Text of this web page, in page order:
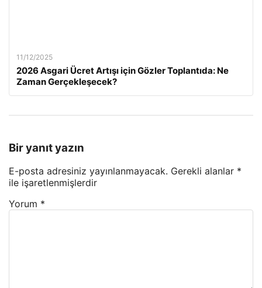
11/12/2025
2026 Asgari Ücret Artışı için Gözler Toplantıda: Ne
Zaman Gerçekleşecek?
Bir yanıt yazın
E-posta adresiniz yayınlanmayacak. Gerekli alanlar *
ile işaretlenmişlerdir
Yorum *